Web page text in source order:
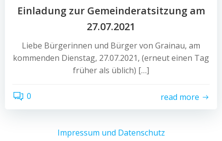
Einladung zur Gemeinderatsitzung am
27.07.2021
Liebe Bürgerinnen und Bürger von Grainau, am
kommenden Dienstag, 27.07.2021, (erneut einen Tag
früher als üblich) […]
0 read more
Impressum und Datenschutz